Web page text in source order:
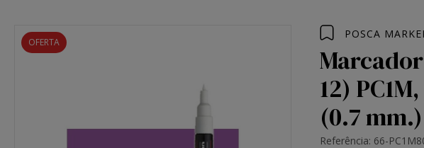
OFERTA
POSCA
12)
(0.7 mm.)
Referência: 66-